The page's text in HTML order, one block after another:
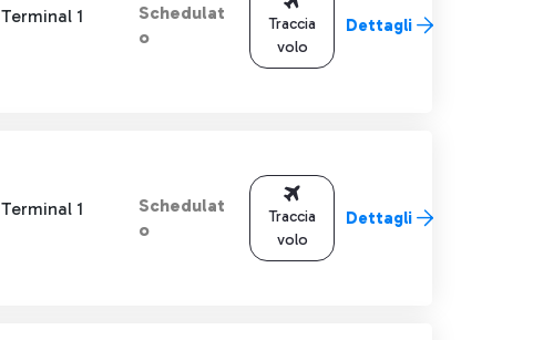
Terminal 1
Schedulat
o
Traccia
volo
Dettagli
Terminal 1
Schedulat
o
Traccia
volo
Dettagli